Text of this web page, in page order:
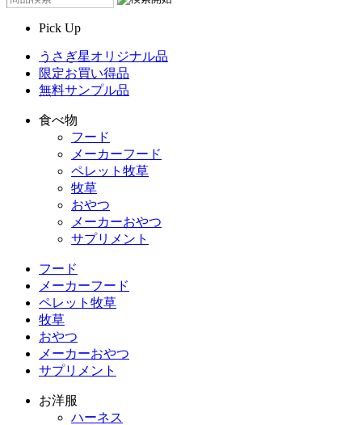
Pick Up
うさぎ星オリジナル品
限定お買い得品
無料サンプル品
食べ物
フード
メーカーフード
ペレット牧草
牧草
おやつ
メーカーおやつ
サプリメント
フード
メーカーフード
ペレット牧草
牧草
おやつ
メーカーおやつ
サプリメント
お洋服
ハーネス